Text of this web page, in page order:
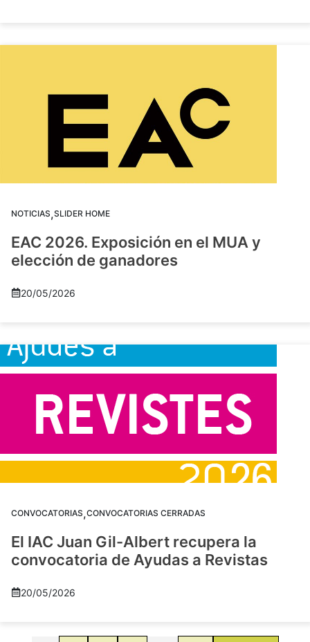
NOTICIAS,SLIDER HOME
EAC 2026. Exposición en el MUA y
elección de ganadores
20/05/2026
CONVOCATORIAS,CONVOCATORIAS CERRADAS
El IAC Juan Gil-Albert recupera la
convocatoria de Ayudas a Revistas
20/05/2026